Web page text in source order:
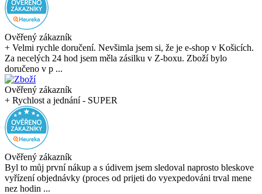
Ověřený zákazník
+ Velmi rychle doručení. Nevšimla jsem si, že je e-shop v Košicích.
Za necelých 24 hod jsem měla zásilku v Z-boxu. Zboží bylo
doručeno v p ...
Ověřený zákazník
+ Rychlost a jednání - SUPER
Ověřený zákazník
Byl to můj první nákup a s údivem jsem sledoval naprosto bleskove
vyřízení objednávky (proces od prijeti do vyexpedováni trval mene
nez hodin ...